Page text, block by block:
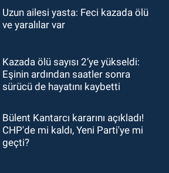
10:00Dışarıdakiler: Bir Zamanlar
GÜNDEM
22:57 Kim yeni kim eski!
Uzun ailesi yasta: Feci kazada ölü
ve yaralılar var
Kazada ölü sayısı 2’ye yükseldi:
Eşinin ardından saatler sonra
sürücü de hayatını kaybetti
Bülent Kantarcı kararını açıkladı!
CHP'de mi kaldı, Yeni Parti'ye mi
geçti?